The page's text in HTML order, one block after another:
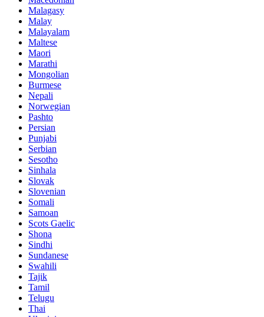
Malagasy
Malay
Malayalam
Maltese
Maori
Marathi
Mongolian
Burmese
Nepali
Norwegian
Pashto
Persian
Punjabi
Serbian
Sesotho
Sinhala
Slovak
Slovenian
Somali
Samoan
Scots Gaelic
Shona
Sindhi
Sundanese
Swahili
Tajik
Tamil
Telugu
Thai